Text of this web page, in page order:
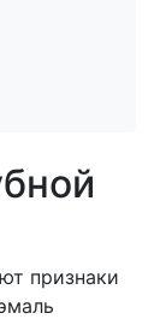
признаки